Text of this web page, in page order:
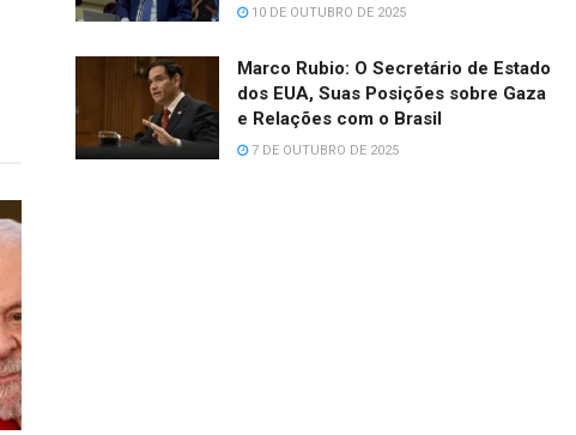
10 DE OUTUBRO DE 2025
Marco Rubio: O Secretário de Estado
dos EUA, Suas Posições sobre Gaza
e Relações com o Brasil
7 DE OUTUBRO DE 2025